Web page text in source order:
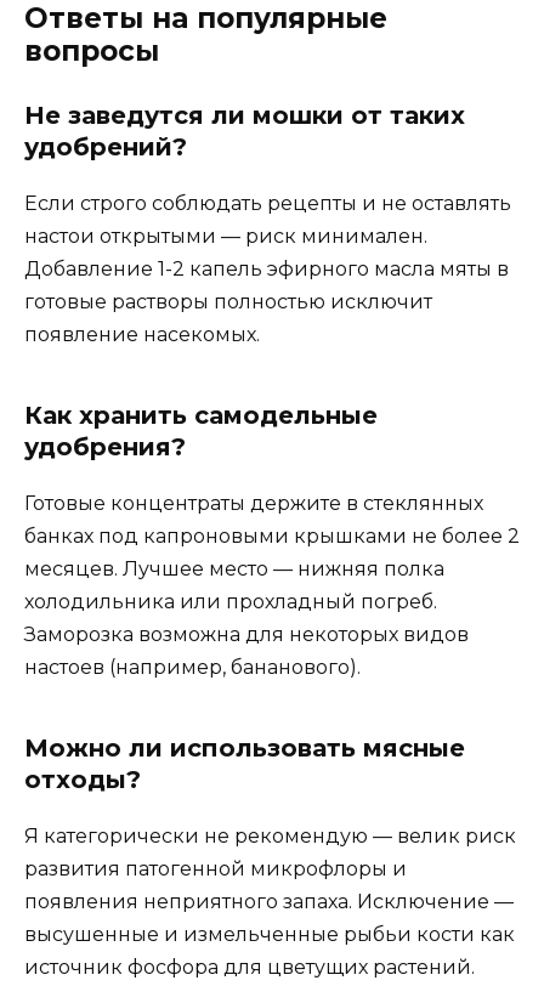
Ответы на популярные
вопросы
Не заведутся ли мошки от таких
удобрений?
Если строго соблюдать рецепты и не оставлять
настои открытыми — риск минимален.
Добавление 1-2 капель эфирного масла мяты в
готовые растворы полностью исключит
появление насекомых.
Как хранить самодельные
удобрения?
Готовые концентраты держите в стеклянных
банках под капроновыми крышками не более 2
месяцев. Лучшее место — нижняя полка
холодильника или прохладный погреб.
Заморозка возможна для некоторых видов
настоев (например, бананового).
Можно ли использовать мясные
отходы?
Я категорически не рекомендую — велик риск
развития патогенной микрофлоры и
появления неприятного запаха. Исключение —
высушенные и измельченные рыбьи кости как
источник фосфора для цветущих растений.